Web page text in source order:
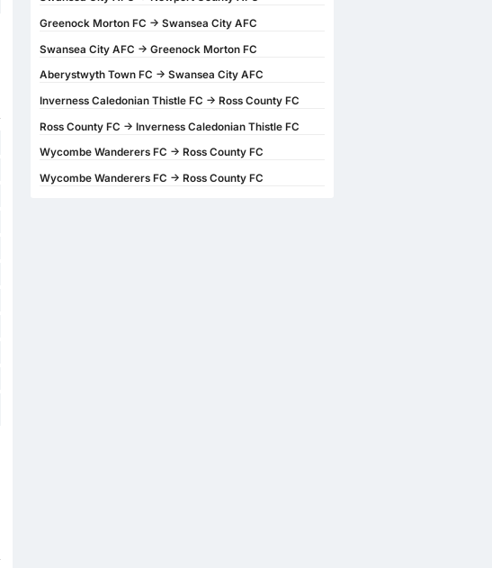
Greenock Morton FC -> Swansea City AFC
Swansea City AFC -> Greenock Morton FC
Aberystwyth Town FC -> Swansea City AFC
Inverness Caledonian Thistle FC -> Ross County FC
Ross County FC -> Inverness Caledonian Thistle FC
Wycombe Wanderers FC -> Ross County FC
Wycombe Wanderers FC -> Ross County FC